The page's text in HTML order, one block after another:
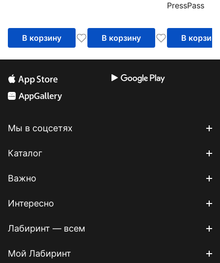
В корзину В корзину
PressPass
В корзину
Мы в соцсетях
Каталог
Важно
Интересно
Лабиринт — всем
Мой Лабиринт